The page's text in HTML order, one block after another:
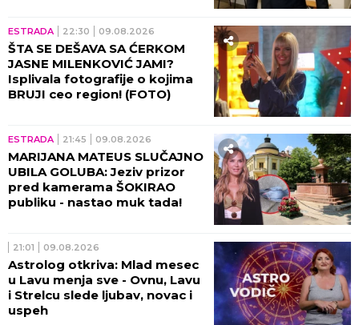
ESTRADA 22:30 09.08.2026
ŠTA SE DEŠAVA SA ĆERKOM
JASNE MILENKOVIĆ JAMI?
Isplivala fotografije o kojima
BRUJI ceo region! (FOTO)
ESTRADA 21:45 09.08.2026
MARIJANA MATEUS SLUČAJNO
UBILA GOLUBA: Jeziv prizor
pred kamerama ŠOKIRAO
publiku - nastao muk tada!
21:01 09.08.2026
Astrolog otkriva: Mlad mesec
u Lavu menja sve - Ovnu, Lavu
i Strelcu slede ljubav, novac i
uspeh